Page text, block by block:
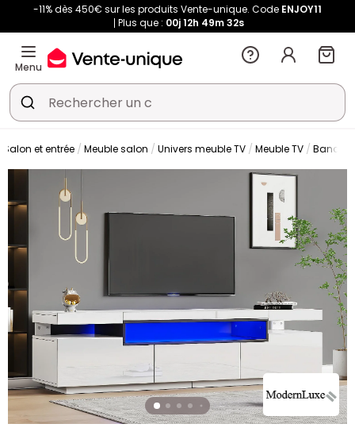
-11% dès 450€ sur les produits Vente-unique. Code ENJOY11
Plus que : 00j12h 49m32s
Menu
Salon et entrée Meuble salon Univers meuble TV Meuble TV Banc TV